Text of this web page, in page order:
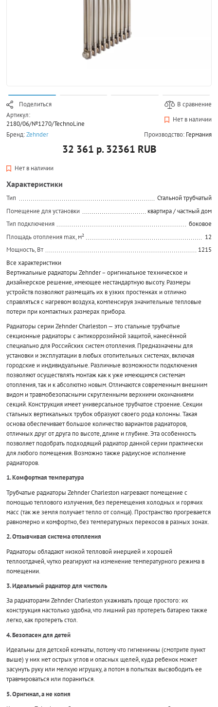
Поделиться
В сравнение
Артикул:
2180/06/№1270/TechnoLine
Нет в наличии
Бренд:Zehnder Производство: Германия
32 361 р. 32361 RUB
Нет в наличии
Характеристики
Тип
Стальной трубчатый
Помещение для установки
квартира / частный дом
Тип подключения
боковое
Площадь отопления max, м²
12
Мощность, Вт
1215
Все характеристики
Вертикальные радиаторы Zehnder – оригинальное техническое и
дизайнерское решение, имеющее нестандартную высоту. Размеры
устройств позволяют размещать их в узких простенках и отлично
справляться с нагревом воздуха, компенсируя значительные тепловые
потери при компактных размерах прибора.
Радиаторы серии Zehnder Charleston — это стальные трубчатые
секционные радиаторы с антикоррозийной защитой, нанесённой
специально для Российских систем отопления. Предназначены для
установки и эксплуатации в любых отопительных системах, включая
городские и индивидуальные. Различные возможности подключения
позволяют осуществлять монтаж как к уже имеющимся системам
отопления, так и к абсолютно новым. Отличаются современным внешним
видом и травмобезопасными скругленными верхними окончаниями
секций. Конструкция имеет универсальное трубчатое строение. Секции
стальных вертикальных трубок образуют своего рода колонны. Такая
основа обеспечивает большое количество вариантов радиаторов,
отличных друг от друга по высоте, длине и глубине. Эта особенность
позволяет подобрать подходящий радиатор данной серии практически
для любого помещения. Возможно также радиусное исполнение
радиаторов.
1. Комфортная температура
Трубчатые радиаторы Zehnder Charleston нагревают помещение с
помощью теплового излучения, без перемещения холодных и горячих
масс (так же земля получает тепло от солнца). Пространство прогревается
равномерно и комфортно, без температурных перекосов в разных зонах.
2. Отзывчивая система отопления
Радиаторы обладают низкой тепловой инерцией и хорошей
теплоотдачей, чутко реагируют на изменение температурного режима в
помещении.
3. Идеальный радиатор для чистюль
За радиаторами Zehnder Charleston ухаживать проще простого: их
конструкция настолько удобна, что лишний раз протереть батарею также
легко, как протереть стол.
4. Безопасен для детей
Идеальны для детской комнаты, потому что гигиеничны (смотрите пункт
выше) у них нет острых углов и опасных щелей, куда ребенок может
засунуть руку или мелкую игрушку, а потом в попытках высвободить ее
травмироваться или пораниться.
5. Оригинал, а не копия